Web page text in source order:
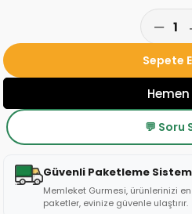
💬 Soru
Güvenli Paketleme
Memleket Gurmesi, ürünlerinizi
paketler, evinize güvenle ulaştırır.